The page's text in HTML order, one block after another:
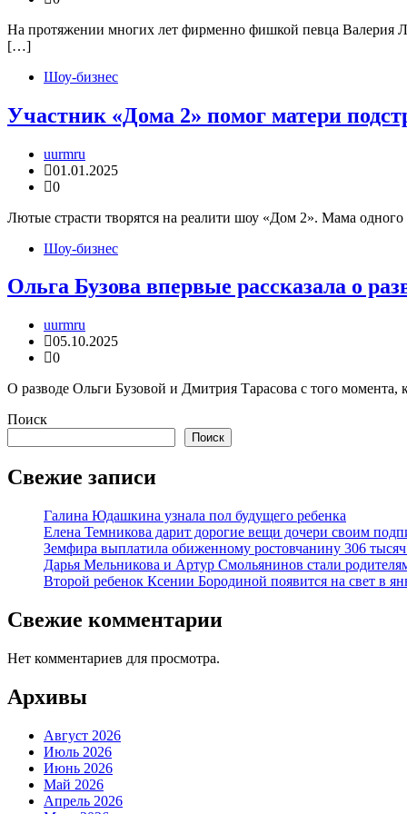
На протяжении многих лет фирменно фишкой певца Валерия
[…]
Шоу-бизнес
Участник «Дома 2» помог матери
uurmru
01.01.2025
0
Лютые страсти творятся на реалити шоу «Дом 2». Мама
Шоу-бизнес
Ольга Бузова впервые рассказала о
uurmru
05.10.2025
0
О разводе Ольги Бузовой и Дмитрия Тарасова с того
Поиск
Поиск
Свежие записи
Галина Юдашкина узнала пол будущего ребенка
Елена Темникова дарит дорогие вещи дочери своим
Земфира выплатила обиженному ростовчанину 306
Дарья Мельникова и Артур Смольянинов стали
Второй ребенок Ксении Бородиной появится на свет в
Свежие комментарии
Нет комментариев для просмотра.
Архивы
Август 2026
Июль 2026
Июнь 2026
Май 2026
Апрель 2026